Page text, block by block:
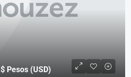
Pesos (USD)